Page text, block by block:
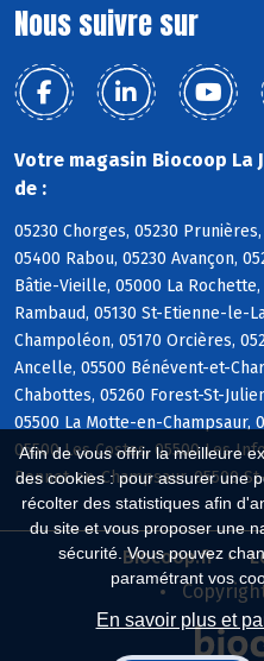
Afin de vous offrir la meilleure
des cookies : pour assurer une
récolter des statistiques afin
du site et vous proposer une
sécurité. Vous pouvez
paramétrant vos
En savoir plus et
Nous suivre sur
Votre magasin Biocoop La
de :
05230 Chorges, 05230
05400 Rabou, 05230 Avançon,
Bâtie-Vieille, 05000 La
Rambaud, 05130 St-Etienne-le-
Champoléon, 05170 Orcières,
Ancelle, 05500 Bénévent-et-
Chabottes, 05260 Forest-St-
05500 La Motte-en-Champsaur,
05500 Les Costes, 05500 Les
Bonnet-en-Champsaur, 05500
Biocoop.fr